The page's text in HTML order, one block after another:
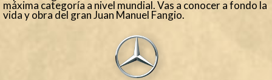
máxima categoría a nivel mundial. Vas a conocer a fondo la
vida y obra del gran Juan Manuel Fangio.